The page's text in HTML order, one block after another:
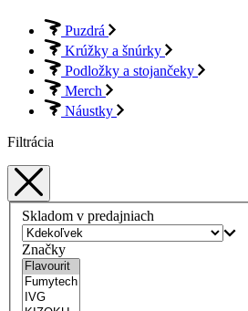
Puzdrá
Krúžky a šnúrky
Podložky a stojančeky
Merch
Náustky
Filtrácia
Skladom v predajniach
Značky